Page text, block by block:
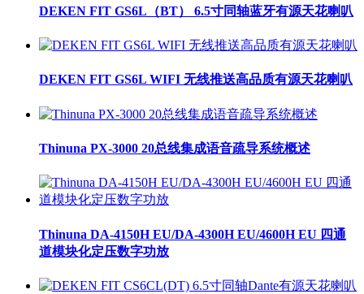
DEKEN FIT GS6L（BT） 6.5寸同轴蓝牙有源天花喇叭
DEKEN FIT GS6L WIFI 无线推送高品质有源天花喇叭
Thinuna PX-3000 20总线集成语音疏导系统概述
Thinuna DA-4150H EU/DA-4300H EU/4600H EU 四通
道模块化定压数字功放